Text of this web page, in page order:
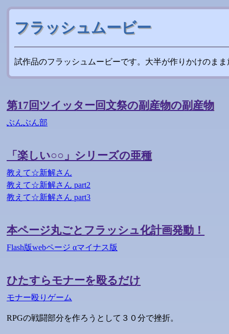
フラッシュムービー
試作品のフラッシュムービーです。大半が作りかけのま
第17回ツイッター回文祭の副産物の副産物
ぶんぶん部
「楽しい○○」シリーズの亜種
教えて☆新解さん
教えて☆新解さん part2
教えて☆新解さん part3
本ページ丸ごとフラッシュ化計画発動！
Flash版webページ αマイナス版
ひたすらモナーを殴るだけ
モナー殴りゲーム
RPGの戦闘部分を作ろうとして３０分で挫折。